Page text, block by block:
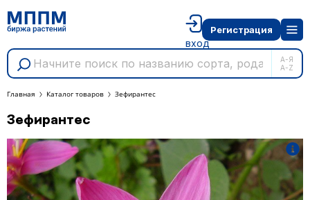
А-Я
A-Z
вход
Регистрация
Главная Каталог товаров Зефирантес
Зефирантес